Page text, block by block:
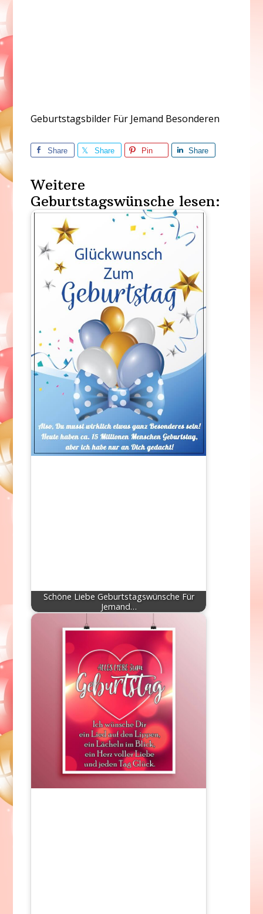
Geburtstagsbilder Für Jemand Besonderen
Share Share Pin Share
Weitere
Geburtstagswünsche lesen:
Schöne Liebe Geburtstagswünsche Für
Jemand…